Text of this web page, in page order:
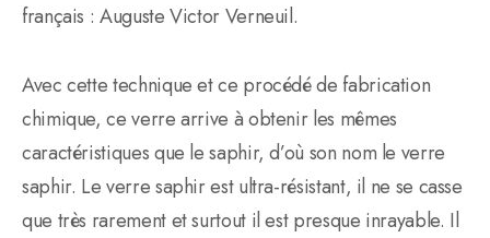
français : Auguste Victor Verneuil.
Avec cette technique et ce procédé de fabrication
chimique, ce verre arrive à obtenir les mêmes
caractéristiques que le saphir, d’où son nom le verre
saphir. Le verre saphir est ultra-résistant, il ne se casse
que très rarement et surtout il est presque inrayable. Il